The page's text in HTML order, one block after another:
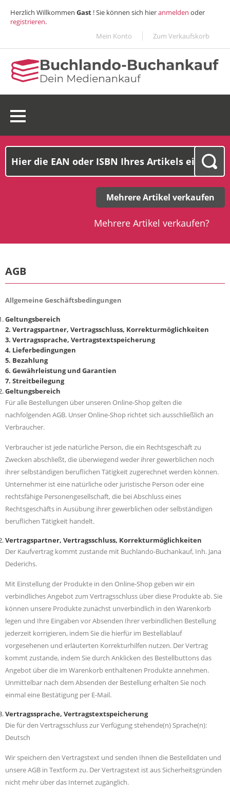
Herzlich Willkommen Gast ! Sie können sich hieranmelden oder
registrieren.
Mein Konto
Zum Verkaufskorb
Mehrere Artikel verkaufen
Mehrere Artikel verkaufen?
AGB
Allgemeine Geschäftsbedingungen
Geltungsbereich
2. Vertragspartner, Vertragsschluss, Korrekturmöglichkeiten
3. Vertragssprache, Vertragstextspeicherung
4. Lieferbedingungen
5. Bezahlung
6. Gewährleistung und Garantien
7. Streitbeilegung
Geltungsbereich
Für alle Bestellungen über unseren Online-Shop gelten die
nachfolgenden AGB. Unser Online-Shop richtet sich ausschließlich an
Verbraucher.
Verbraucher ist jede natürliche Person, die ein Rechtsgeschäft zu
Zwecken abschließt, die überwiegend weder ihrer gewerblichen noch
ihrer selbständigen beruflichen Tätigkeit zugerechnet werden können.
Unternehmer ist eine natürliche oder juristische Person oder eine
rechtsfähige Personengesellschaft, die bei Abschluss eines
Rechtsgeschäfts in Ausübung ihrer gewerblichen oder selbständigen
beruflichen Tätigkeit handelt.
Vertragspartner, Vertragsschluss, Korrekturmöglichkeiten
Der Kaufvertrag kommt zustande mit Buchlando-Buchankauf, Inh. Jana
Dederichs.
Mit Einstellung der Produkte in den Online-Shop geben wir ein
verbindliches Angebot zum Vertragsschluss über diese Produkte ab. Sie
können unsere Produkte zunächst unverbindlich in den Warenkorb
legen und Ihre Eingaben vor Absenden Ihrer verbindlichen Bestellung
jederzeit korrigieren, indem Sie die hierfür im Bestellablauf
vorgesehenen und erläuterten Korrekturhilfen nutzen. Der Vertrag
kommt zustande, indem Sie durch Anklicken des Bestellbuttons das
Angebot über die im Warenkorb enthaltenen Produkte annehmen.
Unmittelbar nach dem Absenden der Bestellung erhalten Sie noch
einmal eine Bestätigung per E-Mail.
Vertragssprache, Vertragstextspeicherung
Die für den Vertragsschluss zur Verfügung stehende(n) Sprache(n):
Deutsch
Wir speichern den Vertragstext und senden Ihnen die Bestelldaten und
unsere AGB in Textform zu. Der Vertragstext ist aus Sicherheitsgründen
nicht mehr über das Internet zugänglich.